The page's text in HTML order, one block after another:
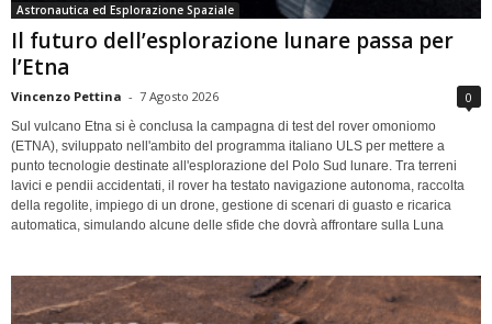
Astronautica ed Esplorazione Spaziale
Il futuro dell’esplorazione lunare passa per
l’Etna
Vincenzo Pettina - 7 Agosto 2026 0
Sul vulcano Etna si è conclusa la campagna di test del rover omoniomo
(ETNA), sviluppato nell'ambito del programma italiano ULS per mettere a
punto tecnologie destinate all'esplorazione del Polo Sud lunare. Tra terreni
lavici e pendii accidentati, il rover ha testato navigazione autonoma, raccolta
della regolite, impiego di un drone, gestione di scenari di guasto e ricarica
automatica, simulando alcune delle sfide che dovrà affrontare sulla Luna